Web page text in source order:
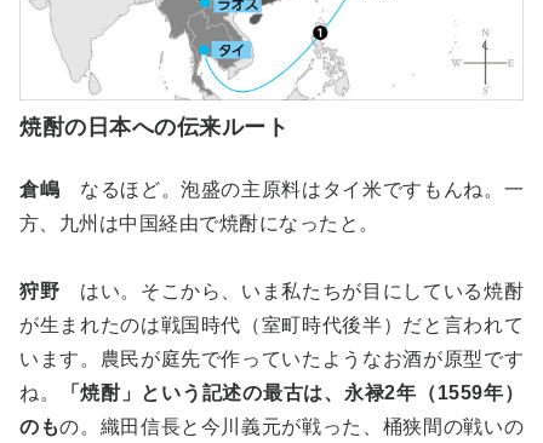
焼酎の日本への伝来ルート
倉嶋 なるほど。泡盛の主原料はタイ米ですもんね。一
方、九州は中国経由で焼酎になったと。
狩野 はい。そこから、いま私たちが目にしている焼酎
が生まれたのは戦国時代（室町時代後半）だと言われて
います。農民が庭先で作っていたようなお酒が原型です
ね。
「焼酎」という記述の最古は、永禄2年（1559年）
のもの。織田信長と今川義元が戦った、桶狭間の戦いの